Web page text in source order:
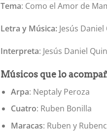
Tema: Como el Amor de
Letra y Música: Jesús
Interpreta: Jesús Daniel
Músicos que lo
Arpa: Neptaly Peroza
Cuatro: Ruben Bonilla
Maracas: Ruben y